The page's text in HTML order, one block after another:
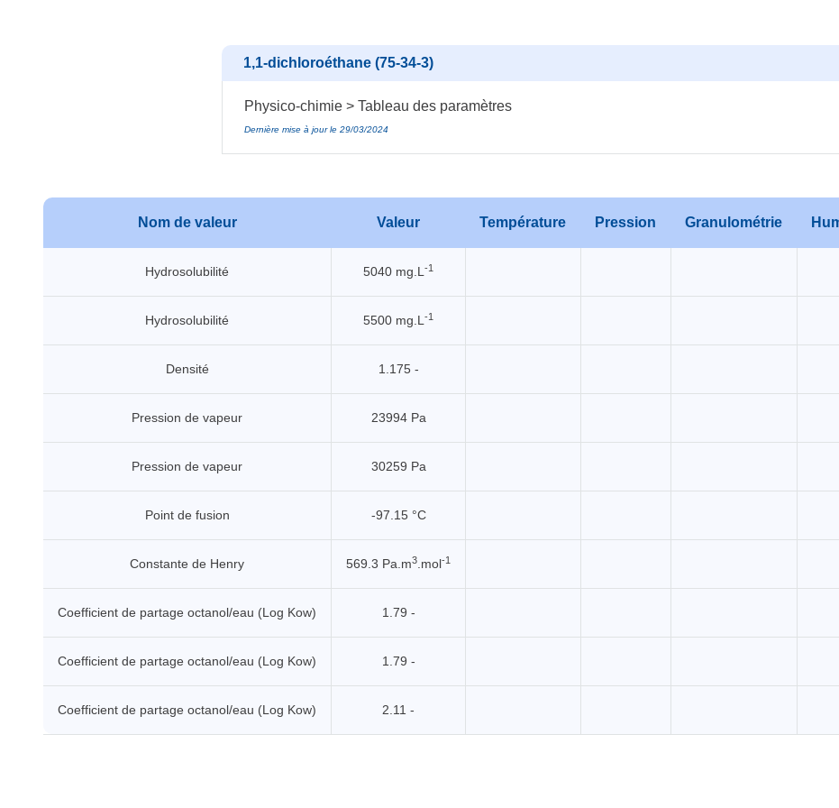
1,1-dichloroéthane (75-34-3)
Physico-chimie > Tableau des paramètres
Dernière mise à jour le 29/03/2024
Nom de valeur Valeur Température Pression Granulométrie
Hydrosolubilité 5040 mg.L -1
Hydrosolubilité 5500 mg.L -1
Densité 1.175 -
Pression de vapeur 23994 Pa
Pression de vapeur 30259 Pa
Point de fusion -97.15 °C
Constante de Henry 569.3 Pa.m3 .mol-1
Coefficient de partage octanol/eau (Log Kow) 1.79 -
Coefficient de partage octanol/eau (Log Kow) 1.79 -
Coefficient de partage octanol/eau (Log Kow) 2.11 -